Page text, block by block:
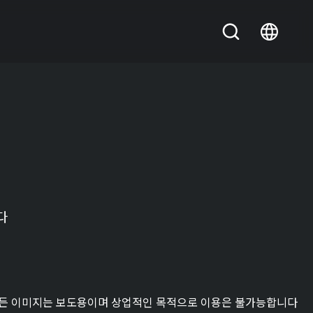
이미지는 보도용이며 상업적인 목적으로 이용은 불가능합니다